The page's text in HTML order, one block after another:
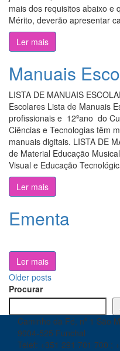
mais dos requisitos abaixo e
Mérito, deverão apresentar
Ler mais
Manuais
LISTA DE MANUAIS
Escolares Lista de Manuais
profissionais e 12ºano do
Ciências e Tecnologias têm
manuais digitais. LISTA DE
de Material Educação
Visual e Educação
Ler mais
Ementa
Ler mais
Posts
navigation
Older posts
Procurar
Caminho da Fé, nº 1 São
9004-525 Funchal
Telef: +351 291 701 700 ;